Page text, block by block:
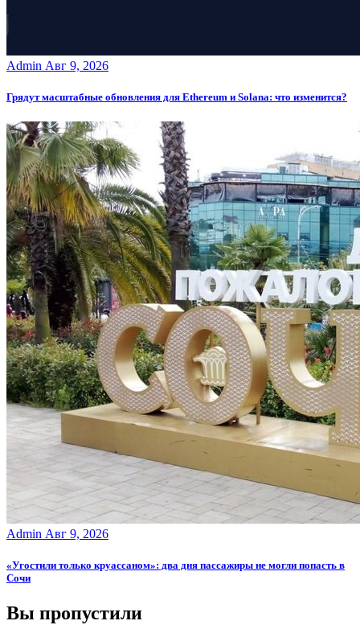
Admin Авг 9, 2026
Грядут масштабные обновления для Ethereum и Solana: что изменится?
Admin Авг 9, 2026
«Угостили только круассаном»: два дня пассажиры не могли попасть в
Сочи
Вы пропустили